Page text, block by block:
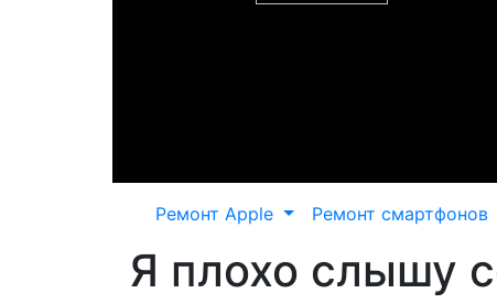
Ремонт Apple Ремонт смартфонов
Я плохо слышу